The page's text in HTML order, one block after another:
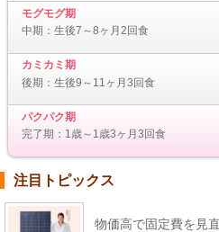
モグモグ期
中期：生後7～8ヶ月2回食
カミカミ期
後期：生後9～11ヶ月3回食
パクパク期
完了期：1歳～1歳3ヶ月3回食
注目トピックス
物価高で固定費を見